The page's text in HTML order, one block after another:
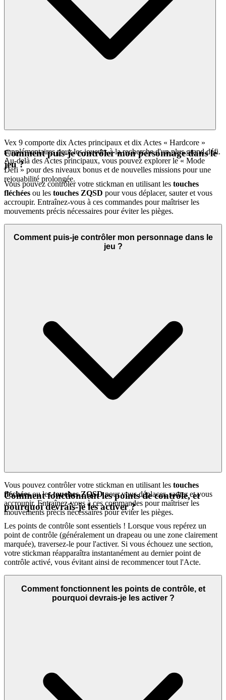
Vex 9 comporte dix Actes principaux et dix Actes « Hardcore »
supplémentaires pour les joueurs à la recherche d'un plus grand défi.
Au-delà des Actes principaux, vous pouvez explorer le « Mode
Défi » pour des niveaux bonus et de nouvelles missions pour une
rejouabilité prolongée.
Comment puis-je contrôler mon personnage dans le
jeu ?
Vous pouvez contrôler votre stickman en utilisant les touches
fléchées ou les touches ZQSD pour vous déplacer, sauter et vous
accroupir. Entraînez-vous à ces commandes pour maîtriser les
mouvements précis nécessaires pour éviter les pièges.
Comment puis-je contrôler mon personnage dans le
jeu ?
Vous pouvez contrôler votre stickman en utilisant les touches
fléchéesou lestouches ZQSDpour vous déplacer, sauter et vous
accroupir. Entraînez-vous à ces commandes pour maîtriser les
mouvements précis nécessaires pour éviter les pièges.
Comment fonctionnent les points de contrôle, et
pourquoi devrais-je les activer ?
Les points de contrôle sont essentiels ! Lorsque vous repérez un
point de contrôle (généralement un drapeau ou une zone clairement
marquée), traversez-le pour l'activer. Si vous échouez une section,
votre stickman réapparaîtra instantanément au dernier point de
contrôle activé, vous évitant ainsi de recommencer tout l'Acte.
Comment fonctionnent les points de contrôle, et
pourquoi devrais-je les activer ?